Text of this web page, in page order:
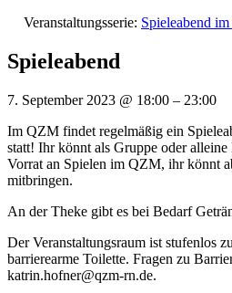
Veranstaltungsserie: Spieleabend
Spieleabend
7. September 2023 @ 18:00 – 23:00
Im QZM findet regelmäßig ein
statt! Ihr könnt als Gruppe oder
Vorrat an Spielen im QZM, ihr könnt
mitbringen.
An der Theke gibt es bei Bedarf
Der Veranstaltungsraum ist stufenlos
barrierearme Toilette. Fragen zu
katrin.hofner@qzm-rn.de.